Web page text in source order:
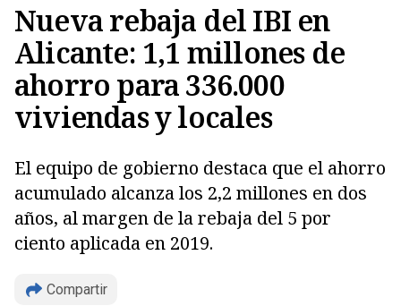
Nueva rebaja del IBI en
Alicante: 1,1 millones de
ahorro para 336.000
viviendas y locales
El equipo de gobierno destaca que el ahorro
acumulado alcanza los 2,2 millones en dos
años, al margen de la rebaja del 5 por
ciento aplicada en 2019.
Compartir
Copiar